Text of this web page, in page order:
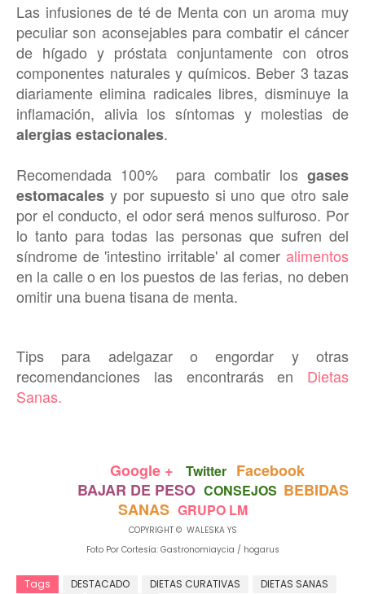
Las infusiones de té de Menta con un aroma muy
peculiar son aconsejables para combatir el cáncer
de hígado y próstata conjuntamente con otros
componentes naturales y químicos. Beber 3 tazas
diariamente elimina radicales libres, disminuye la
inflamación, alivia los síntomas y molestias de
alergias estacionales.
Recomendada 100% para combatir los gases
estomacales y por supuesto si uno que otro sale
por el conducto, el odor será menos sulfuroso. Por
lo tanto para todas las personas que sufren del
síndrome de 'intestino irritable' al comer alimentos
en la calle o en los puestos de las ferias, no deben
omitir una buena tisana de menta.
Tips para adelgazar o engordar y otras
recomendanciones las encontrarás en Dietas
Sanas.
Google + Twitter Facebook
BAJAR DE PESO CONSEJOS BEBIDAS
SANAS GRUPO LM
COPYRIGHT © WALESKA YS
Foto Por Cortesía: Gastronomiaycia / hogarus
Tags DESTACADO DIETAS CURATIVAS DIETAS SANAS